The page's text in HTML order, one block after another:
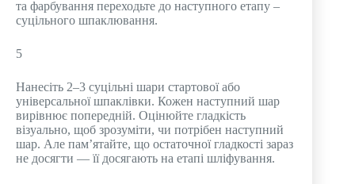
та фарбування переходьте до наступного етапу –
суцільного шпаклювання.
5
Нанесіть 2–3 суцільні шари стартової або
універсальної шпаклівки. Кожен наступний шар
вирівнює попередній. Оцінюйте гладкість
візуально, щоб зрозуміти, чи потрібен наступний
шар. Але пам’ятайте, що остаточної гладкості зараз
не досягти — її досягають на етапі шліфування.